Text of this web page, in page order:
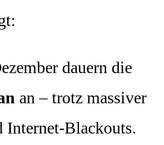
dauern die
an – trotz massiver
Internet-Blackouts.